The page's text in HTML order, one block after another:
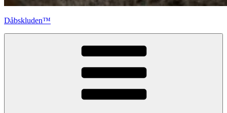
Dåbskluden™